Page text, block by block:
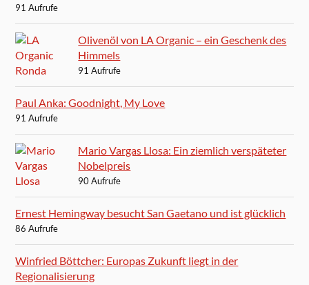
91 Aufrufe
Olivenöl von LA Organic – ein Geschenk des
Himmels
91 Aufrufe
Paul Anka: Goodnight, My Love
91 Aufrufe
Mario Vargas Llosa: Ein ziemlich verspäteter
Nobelpreis
90 Aufrufe
Ernest Hemingway besucht San Gaetano und ist glücklich
86 Aufrufe
Winfried Böttcher: Europas Zukunft liegt in der
Regionalisierung